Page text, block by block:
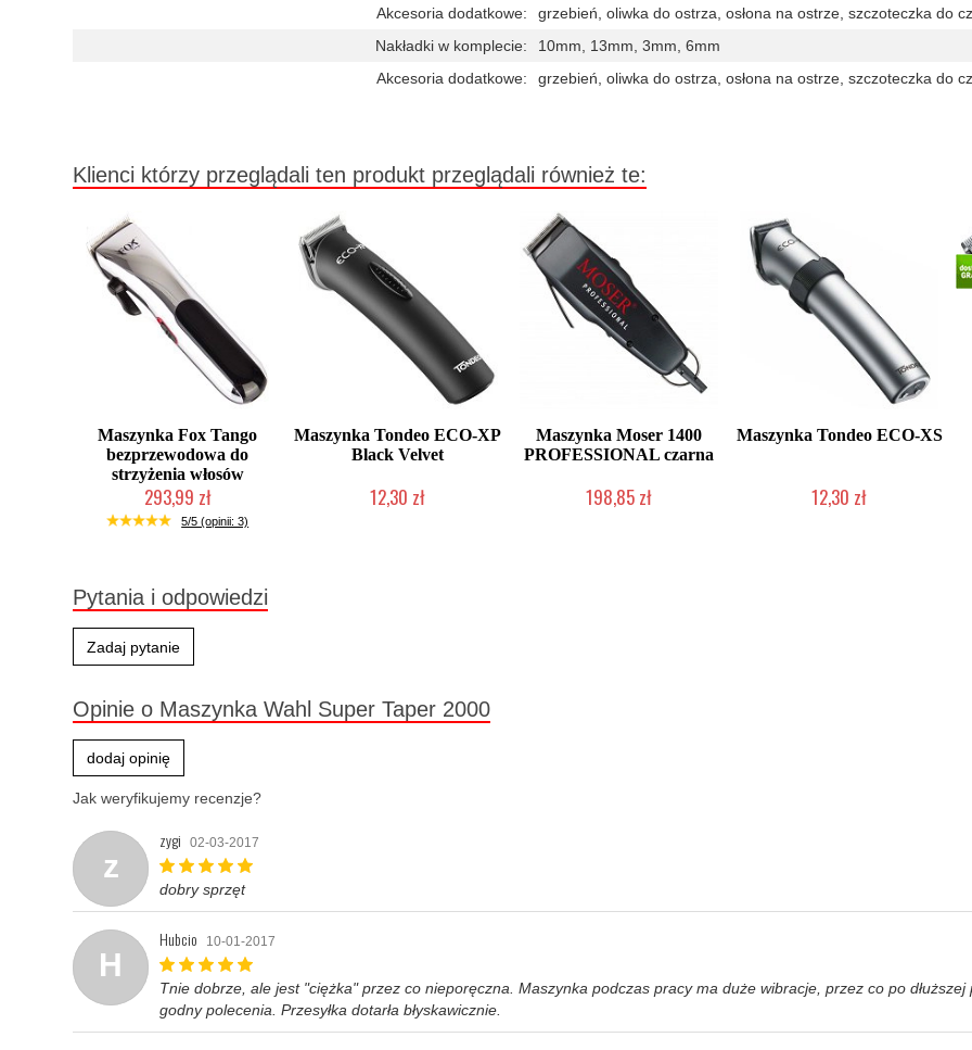
Akcesoria dodatkowe:
grzebień, oliwka do ostrza, osłona na ostrze, szczoteczka do
Nakładki w komplecie:
10mm, 13mm, 3mm, 6mm
Akcesoria dodatkowe:
grzebień, oliwka do ostrza, osłona na ostrze, szczoteczka do
Klienci którzy przeglądali ten produkt przeglądali również te:
Maszynka Fox Tango
bezprzewodowa do
strzyżenia włosów
293,99 zł
Produkt wycofany
5/5 (opinii: 3)
Maszynka Tondeo ECO-XP
Black Velvet
12,30 zł
Maszynka Moser 1400
PROFESSIONAL czarna
198,85 zł
Maszynka Tondeo ECO-XS
12,30 zł
Pytania i odpowiedzi
Zadaj pytanie
Opinie o Maszynka Wahl Super Taper 2000
dodaj opinię
Jak weryfikujemy recenzje?
z
zygi 02-03-2017
dobry sprzęt
H
Hubcio 10-01-2017
Tnie dobrze, ale jest "ciężka" przez co nieporęczna. Maszynka podczas pracy ma duże wibracje, przez co po
godny polecenia. Przesyłka dotarła błyskawicznie.